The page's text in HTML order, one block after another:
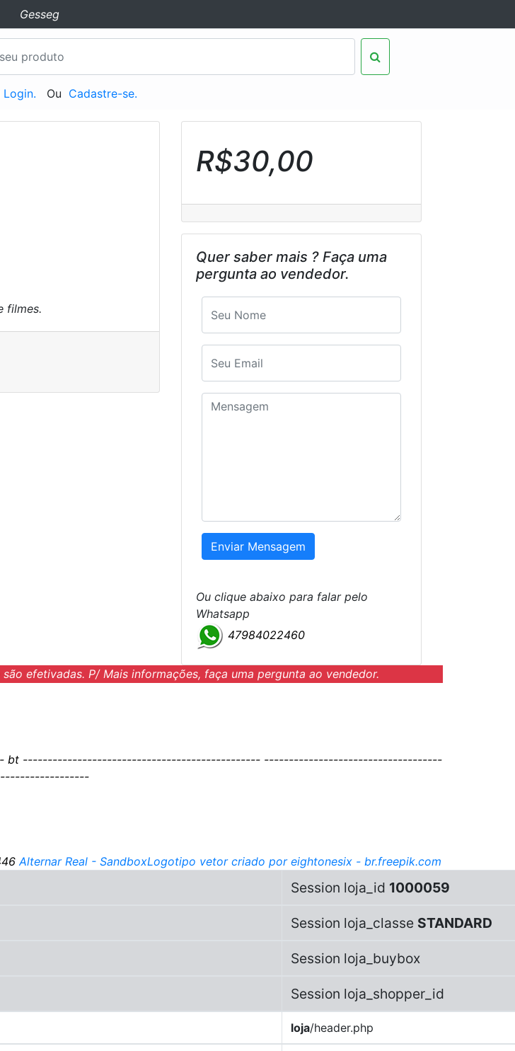
Gesseg
Login. Ou Cadastre-se.
filmes.
R$30,00
Quer saber mais ? Faça uma
pergunta ao vendedor.
Ou clique abaixo para falar pelo
Whatsapp
47984022460
efetivadas. P/ Mais informações, faça uma pergunta ao vendedor.
------------------------------------------------ ------------------------------------
Alternar Real - SandboxLogotipo vetor criado por eightonesix - br.freepik.com
Session loja_id 1000059
Session loja_classe STANDARD
Session loja_buybox
Session loja_shopper_id
loja/header.php